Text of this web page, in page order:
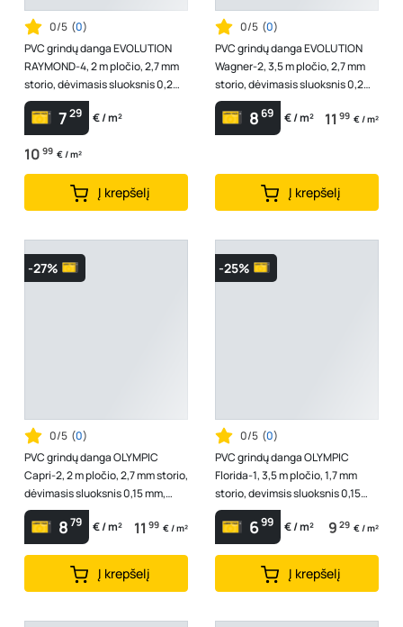
0/5 (0)
PVC grindų danga EVOLUTION
RAYMOND-4, 2 m pločio, 2,7 mm
storio, dėvimasis sluoksnis 0,2
mm, polivinilchloridas, kilmės ...
729 € / m²
10 99 € / m²
Į krepšelį
0/5 (0)
PVC grindų danga EVOLUTION
Wagner-2, 3,5 m pločio, 2,7 mm
storio, dėvimasis sluoksnis 0,2
mm, polivinilchloridas, Serbij...
869 € / m² 11 99 € / m²
Į krepšelį
-27%
0/5 (0)
PVC grindų danga OLYMPIC
Capri-2, 2 m pločio, 2,7 mm storio,
dėvimasis sluoksnis 0,15 mm,
svoris 1700 g/m2, polivinilchl...
879 € / m² 11 99 € / m²
Į krepšelį
-25%
0/5 (0)
PVC grindų danga OLYMPIC
Florida-1, 3,5 m pločio, 1,7 mm
storio, devimsis sluoksnis 0,15
mm, heterogenas, 230187033,
Ser...
699 € / m² 9 29 € / m²
Į krepšelį